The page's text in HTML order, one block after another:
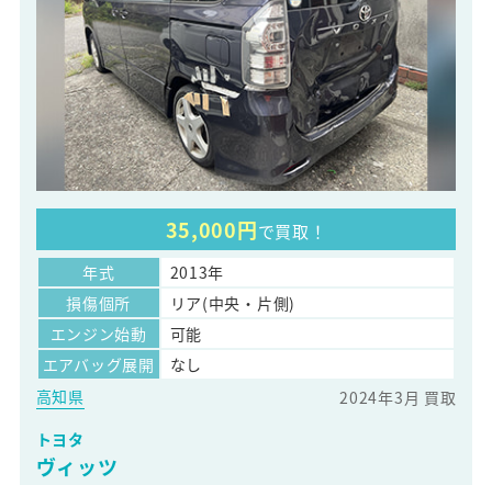
35,000円で買取！
年式
2013年
損傷個所
リア(中央・片側)
エンジン始動
可能
エアバッグ展開
なし
高知県
2024年3月 買取
トヨタ
ヴィッツ